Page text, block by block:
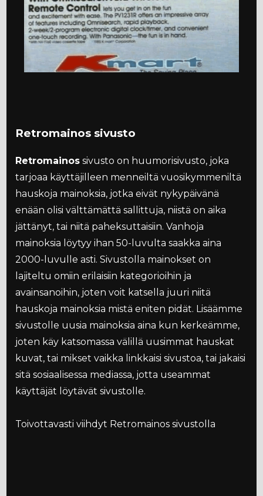
Retromainos sivusto
Retromainos sivusto on huumorisivusto, joka
tarjoaa käyttäjilleen menneiltä vuosikymmeniltä
hauskoja mainoksia, jotka eivät nykypäivänä
enään olisi välttämättä sallittuja, niistä on aika
jättänyt, tai niitä paheksuttaisiin. Vanhoja
mainoksia löytyy ihan 50-luvulta saakka aina
2000-luvulle asti. Sivustolla mainokset on
lajiteltu omiin erilaisiin kategorioihin ja
avainsanoihin, joten voit katsella juuri niitä
hauskoja mainoksia mistä eniten pidät. Lisäämme
sivustolle uusia mainoksia aina kun kerkeämme,
joten käy katsomassa välillä uusimmat hauskat
kuvat, tai mikset vaikka linkkaisi sivustoa, tai jakaisi
sitä sosiaalisessa mediassa, jotta useammat
käyttäjät löytävät sivustolle.
Toivottavasti viihdyt Retromainos sivustolla